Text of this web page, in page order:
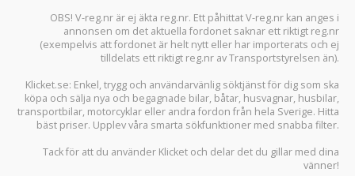
OBS! V-reg.nr är ej äkta reg.nr. Ett påhittat V-reg.nr kan anges i
annonsen om det aktuella fordonet saknar ett riktigt reg.nr
(exempelvis att fordonet är helt nytt eller har importerats och ej
tilldelats ett riktigt reg.nr av Transportstyrelsen än).
Klicket.se: Enkel, trygg och användarvänlig söktjänst för dig som ska
köpa och sälja nya och begagnade bilar, båtar, husvagnar, husbilar,
transportbilar, motorcyklar eller andra fordon från hela Sverige. Hitta
bäst priser. Upplev våra smarta sökfunktioner med snabba filter.
Tack för att du använder Klicket och delar det du gillar med dina
vänner!